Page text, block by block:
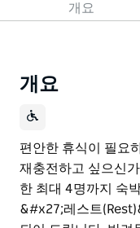
개요
개요
편안한 휴식이 필요
재충전하고 싶으신
한 최대 4명까지 숙
&#x27;레스트